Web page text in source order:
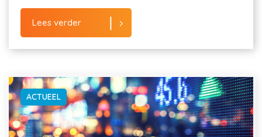
Lees verder
ACTUEEL